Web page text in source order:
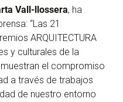
Vall-llossera, ha
“Las 21
ARQUITECTURA
y culturales de la
el compromiso
a través de trabajos
de nuestro entorno